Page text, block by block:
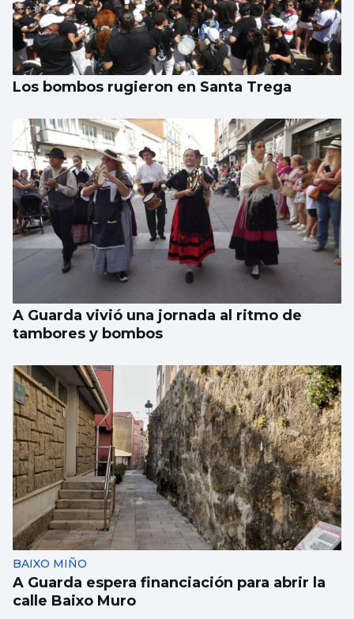
Los bombos rugieron en Santa Trega
A Guarda vivió una jornada al ritmo de
tambores y bombos
BAIXO MIÑO
A Guarda espera financiación para abrir la
calle Baixo Muro